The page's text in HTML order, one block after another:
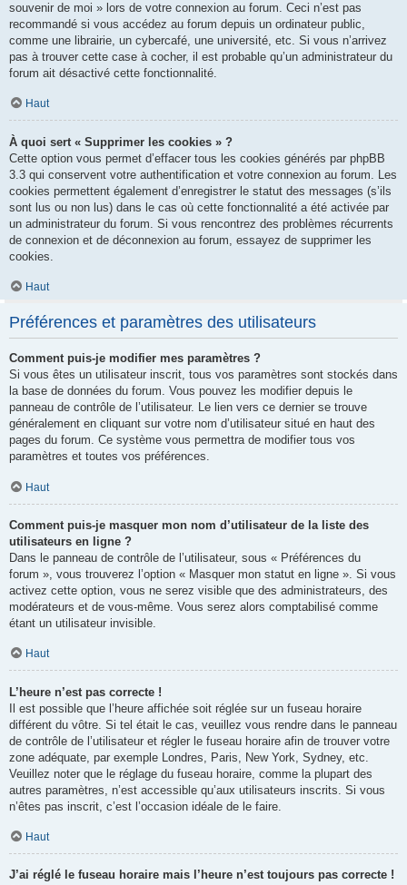
souvenir de moi » lors de votre connexion au forum. Ceci n’est pas
recommandé si vous accédez au forum depuis un ordinateur public,
comme une librairie, un cybercafé, une université, etc. Si vous n’arrivez
pas à trouver cette case à cocher, il est probable qu’un administrateur du
forum ait désactivé cette fonctionnalité.
Haut
À quoi sert « Supprimer les cookies » ?
Cette option vous permet d’effacer tous les cookies générés par phpBB
3.3 qui conservent votre authentification et votre connexion au forum. Les
cookies permettent également d’enregistrer le statut des messages (s’ils
sont lus ou non lus) dans le cas où cette fonctionnalité a été activée par
un administrateur du forum. Si vous rencontrez des problèmes récurrents
de connexion et de déconnexion au forum, essayez de supprimer les
cookies.
Haut
Préférences et paramètres des utilisateurs
Comment puis-je modifier mes paramètres ?
Si vous êtes un utilisateur inscrit, tous vos paramètres sont stockés dans
la base de données du forum. Vous pouvez les modifier depuis le
panneau de contrôle de l’utilisateur. Le lien vers ce dernier se trouve
généralement en cliquant sur votre nom d’utilisateur situé en haut des
pages du forum. Ce système vous permettra de modifier tous vos
paramètres et toutes vos préférences.
Haut
Comment puis-je masquer mon nom d’utilisateur de la liste des
utilisateurs en ligne ?
Dans le panneau de contrôle de l’utilisateur, sous « Préférences du
forum », vous trouverez l’option « Masquer mon statut en ligne ». Si vous
activez cette option, vous ne serez visible que des administrateurs, des
modérateurs et de vous-même. Vous serez alors comptabilisé comme
étant un utilisateur invisible.
Haut
L’heure n’est pas correcte !
Il est possible que l’heure affichée soit réglée sur un fuseau horaire
différent du vôtre. Si tel était le cas, veuillez vous rendre dans le panneau
de contrôle de l’utilisateur et régler le fuseau horaire afin de trouver votre
zone adéquate, par exemple Londres, Paris, New York, Sydney, etc.
Veuillez noter que le réglage du fuseau horaire, comme la plupart des
autres paramètres, n’est accessible qu’aux utilisateurs inscrits. Si vous
n’êtes pas inscrit, c’est l’occasion idéale de le faire.
Haut
J’ai réglé le fuseau horaire mais l’heure n’est toujours pas correcte !